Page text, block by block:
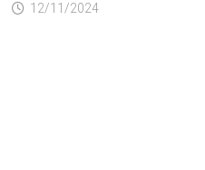
12/11/2024